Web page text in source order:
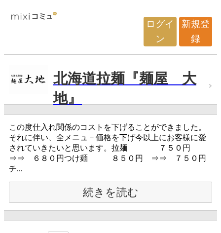
ログイ
ン
新規登
録
北海道拉麺『麺屋 大
地』
この度仕入れ関係のコストを下げることができました。
それに伴い、全メニュ－価格を下げ今以上にお客様に愛
されていきたいと思います。拉麺 ７５０円
⇒⇒ ６８０円つけ麺 ８５０円 ⇒⇒ ７５０円
チ...
続きを読む